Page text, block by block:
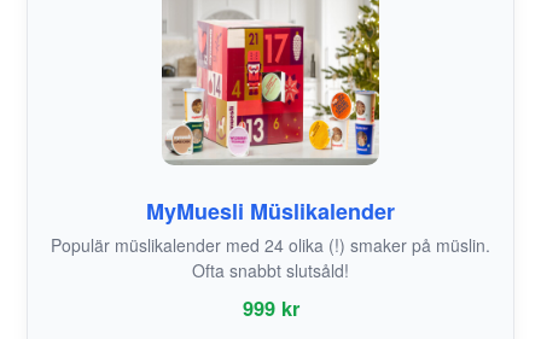
MyMuesli Müslikalender
Populär müslikalender med 24 olika (!) smaker på müslin.
Ofta snabbt slutsåld!
999 kr